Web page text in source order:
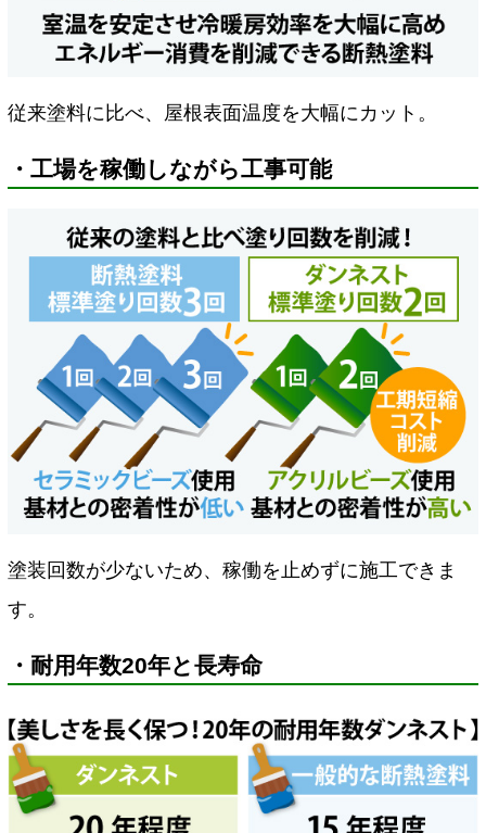
従来塗料に比べ、屋根表面温度を大幅にカット。
・工場を稼働しながら工事可能
塗装回数が少ないため、稼働を止めずに施工できま
す。
・耐用年数20年と長寿命